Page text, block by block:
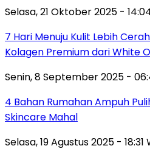
Selasa, 21 Oktober 2025 -
7 Hari Menuju Kulit Lebih
Kolagen Premium dari White
Senin, 8 September 2025 -
4 Bahan Rumahan Ampuh
Skincare Mahal
Selasa, 19 Agustus 2025 - 18:31